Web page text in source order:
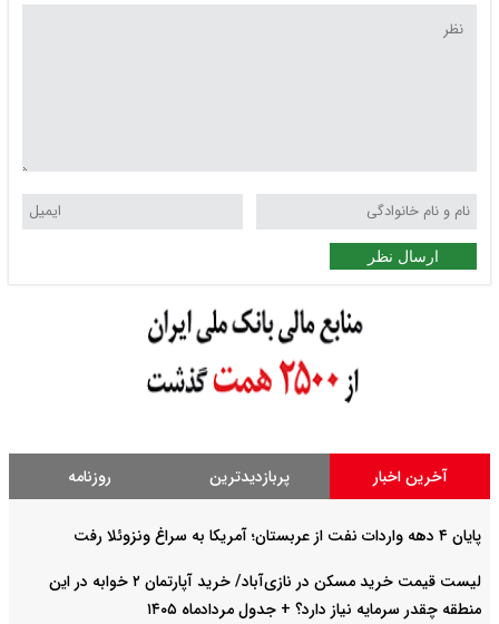
ارسال نظر
آخرین اخبار پربازدیدترین روزنامه
پایان ۴ دهه واردات نفت از عربستان؛ آمریکا به سراغ ونزوئلا رفت
لیست قیمت خرید مسکن در نازی‌آباد/ خرید آپارتمان ۲ خوابه در این
منطقه چقدر سرمایه نیاز دارد؟ + جدول مردادماه ۱۴۰۵